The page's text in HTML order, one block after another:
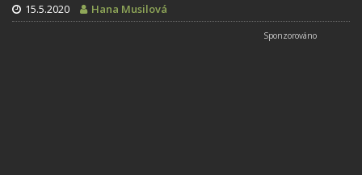
15.5.2020 Hana Musilová